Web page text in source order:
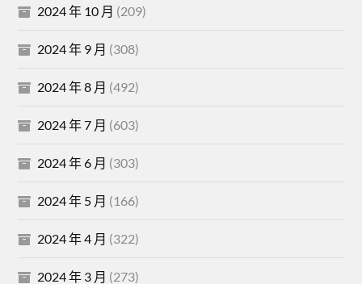
2024 年 10 月 (209)
2024 年 9 月 (308)
2024 年 8 月 (492)
2024 年 7 月 (603)
2024 年 6 月 (303)
2024 年 5 月 (166)
2024 年 4 月 (322)
2024 年 3 月 (273)